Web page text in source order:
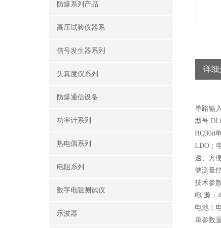
防爆系列产品
高压试验仪器系
信号发生器系列
失真度仪系列
防爆通信设备
功率计系列
热电偶系列
电阻系列
数字电阻测试仪
示波器
详细
单路输
型号
HQ30d
LDO；
速、方
储测量
技术参
电 源：
电池；
单参数